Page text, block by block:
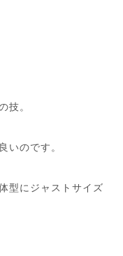
技。
いのです。
型にジャストサイズ